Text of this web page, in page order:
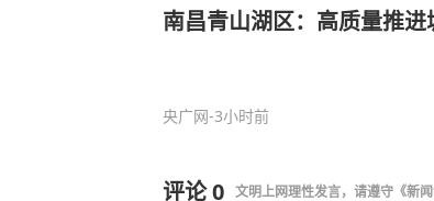
南昌青山湖区：高质量推
央广网-3小时前
评论0 文明上网理性发言，请遵守 《新